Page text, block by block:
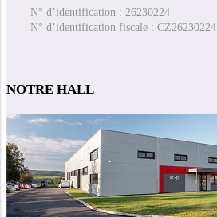
N° d’identification : 26230224
N° d’identification fiscale : CZ26230224
NOTRE HALL